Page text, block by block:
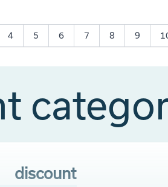
4 5 6 7 8 9
discount